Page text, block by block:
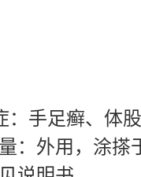
：手足癣、体
：外用，涂搽